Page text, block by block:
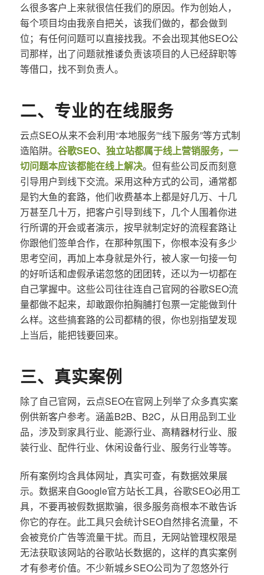
么很多客户上来就很信任我们的原因。作为创始人，
每个项目均由我亲自把关，该我们做的，都会做到
位；有任何问题可以直接找我。不会出现其他SEO公
司那样，出了问题就推诿负责该项目的人已经辞职等
等借口，找不到负责人。
二、专业的在线服务
云点SEO从来不会利用“本地服务”“线下服务”等方式制
造陷阱。 谷歌SEO、独立站都属于线上营销服务，一
切问题本应该都能在线上解决。但有些公司反而刻意
引导用户到线下交流。采用这种方式的公司，通常都
是钓大鱼的套路，他们收费基本上都是好几万、十几
万甚至几十万，把客户引导到线下，几个人围着你进
行所谓的开会或者演示，按早就制定好的流程套路让
你跟他们签单合作，在那种氛围下，你根本没有多少
思考空间，再加上本身就是外行，被人家一句接一句
的好听话和虚假承诺忽悠的团团转，还以为一切都在
自己掌握中。这些公司往往连自己官网的谷歌SEO流
量都做不起来，却敢跟你拍胸脯打包票一定能做到什
么样。这些搞套路的公司都精的很，你也别指望发现
上当后，能把钱要回来。
三、真实案例
除了自己官网，云点SEO在官网上列举了众多真实案
例供新客户参考。涵盖B2B、B2C，从日用品到工业
品，涉及到家具行业、能源行业、高精器材行业、服
装行业、配件行业、休闲设备行业、服务行业等等。
所有案例均含具体网址，真实可查，有数据效果展
示。数据来自Google官方站长工具，谷歌SEO必用工
具，不要再被假数据欺骗，很多服务商根本不敢告诉
你它的存在。此工具只会统计SEO自然排名流量，不
会被竞价广告等流量干扰。而且，无网站管理权限是
无法获取该网站的谷歌站长数据的，这样的真实案例
才有参考价值。不少新城乡SEO公司为了忽悠外行